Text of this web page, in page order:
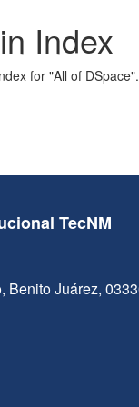
Index
for "All of DSpace".
TecNM
Benito Juárez,